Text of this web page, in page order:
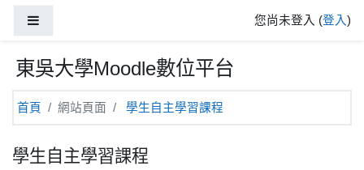
您尚未登入 (登入 )
東吳大學Moodle數位平台
首頁 網站頁面 學生自主學習課程
學生自主學習課程